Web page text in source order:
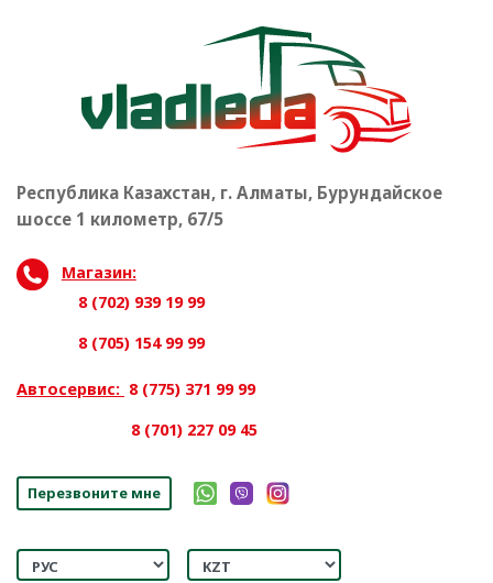
Республика Казахстан, г. Алматы, Бурундайское
шоссе 1 километр, 67/5
Магазин:
8 (702) 939 19 99
8 (705) 154 99 99
Автосервис: 8 (775) 371 99 99
8 (701) 227 09 45
Перезвоните мне